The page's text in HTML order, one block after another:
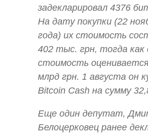
задекларировал 4376
На дату покупки (22
года) их стоимость
402 тыс. грн, тогда как
стоимость
млрд грн. 1 августа он
Bitcoin Cash на сумму
Еще один депутат,
Белоцерковец ранее